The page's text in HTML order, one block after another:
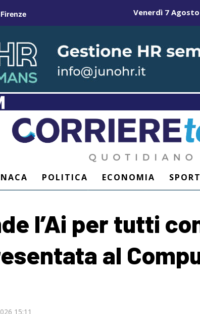
Firenze Venerdì 7
POLITICA ECONOMIA SPORT
l’Ai per tutti
al
15:11